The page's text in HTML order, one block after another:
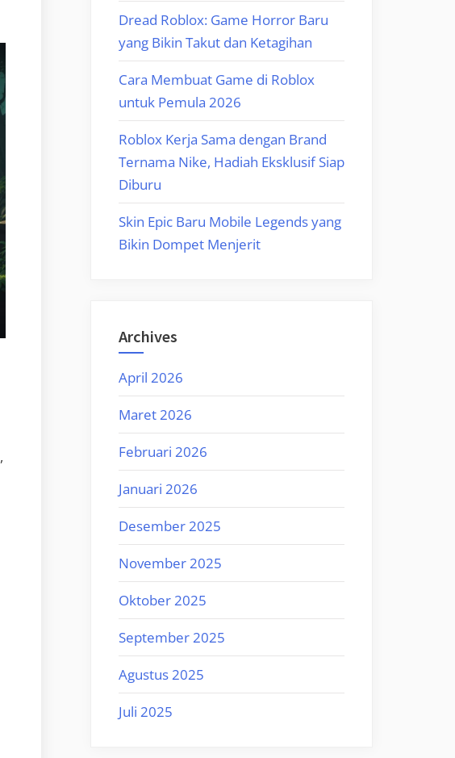
,
Dread Roblox: Game Horror Baru
yang Bikin Takut dan Ketagihan
Cara Membuat Game di Roblox
untuk Pemula 2026
Roblox Kerja Sama dengan Brand
Ternama Nike, Hadiah Eksklusif Siap
Diburu
Skin Epic Baru Mobile Legends yang
Bikin Dompet Menjerit
Archives
April 2026
Maret 2026
Februari 2026
Januari 2026
Desember 2025
November 2025
Oktober 2025
September 2025
Agustus 2025
Juli 2025